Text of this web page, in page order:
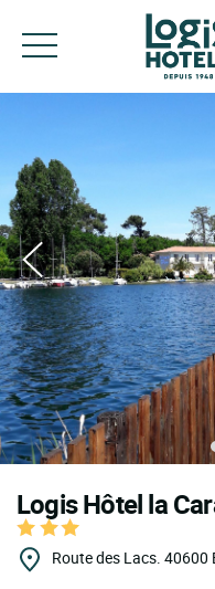
Logis Hôtel la
Route des Lacs. 40600